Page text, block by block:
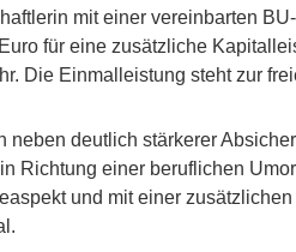
mit einer vereinbarten
für eine zusätzliche
Die Einmalleistung steht zur
deutlich stärkerer
Richtung einer beruflichen
und mit einer